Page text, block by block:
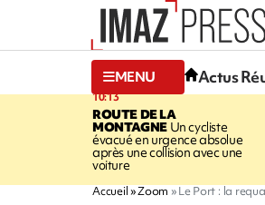
MENU Actus
10:13
ROUTE DE LA
MONTAGNEUn cycliste
évacué en urgence absolue
après une collision avec une
voiture
Accueil Zoom Le Port : la